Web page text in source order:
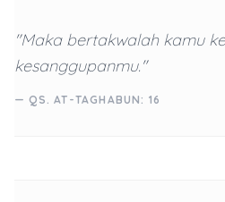
"Maka bertakwalah kamu
kesanggupanmu."
— QS. AT-TAGHABUN: 16